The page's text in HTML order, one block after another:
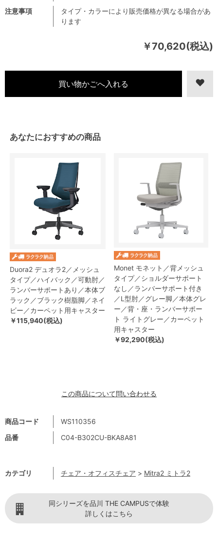
￥70,620(税込)
商品コード
WS110356
品番
C04-B302CU-BKA8A81
カテゴリ チェア・オフィスチェア > Mitra2 ミトラ2
注意事項
タイプ・カラーにより販売価格が異なる場合があ
ります
あなたにおすすめの商品
Duora2 デュオラ2／メッシュ
タイプ／ハイバック／可動肘／
ランバーサポートあり／本体ブ
ラック／ブラック樹脂脚／ネイ
ビー／カーペット用キャスター
￥115,940(税込)
Monet モネット／背メッシュ
タイプ／ショルダーサポート
なし／ランバーサポート付き
／L型肘／グレー脚／本体グレ
ー／背・座・ランバーサポー
ト ライトグレー／カーペット
用キャスター
￥92,290(税込)
この商品について問い合わせる
同シリーズを品川 THE CAMPUSで体験
詳しくはこちら